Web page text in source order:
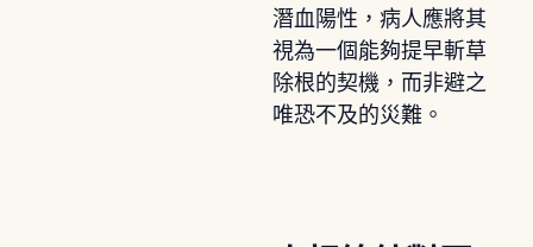
潛血陽性，病人應將其
視為一個能夠提早斬草
除根的契機，而非避之
唯恐不及的災難。